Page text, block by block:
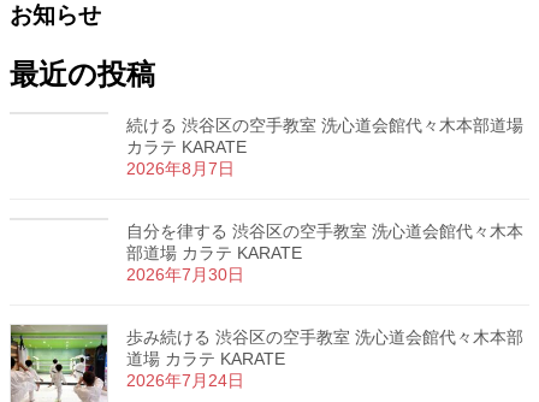
お知らせ
最近の投稿
続ける 渋谷区の空手教室 洗心道会館代々木本部道場
カラテ KARATE
2026年8月7日
自分を律する 渋谷区の空手教室 洗心道会館代々木本
部道場 カラテ KARATE
2026年7月30日
歩み続ける 渋谷区の空手教室 洗心道会館代々木本部
道場 カラテ KARATE
2026年7月24日